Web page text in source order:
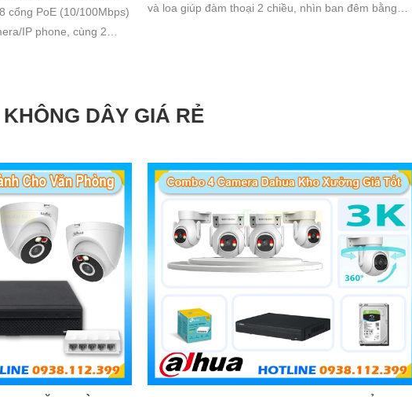
IP phone, cùng 2
và loa giúp đàm thoại 2 chiều, nhìn ban đêm bằng
DÂY GIÁ RẺ